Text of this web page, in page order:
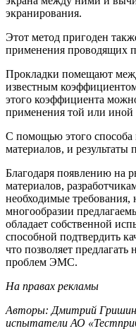
экранирования.
Этот метод пригоден
применения проводящих
Прокладки помещают
известным
этого коэффициента
применения той или иной
С помощью этого способа
материалов, и результаты
Благодаря появлению на
материалов,
необходимые требования,
многообразии
обладает собственной
способной подтвердить
что позволяет
проблем ЭМС.
На правах рекламы
Авторы: Дмитрий
испытатели АО